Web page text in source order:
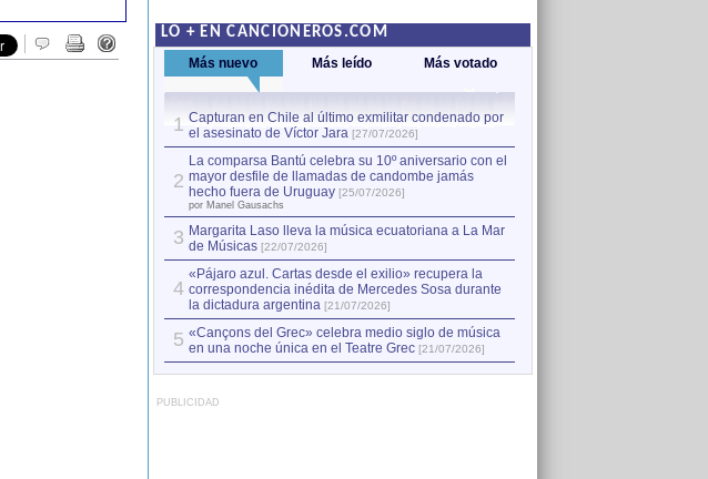
LO + EN CANCIONEROS.COM
Más nuevo Más leído Más votado
1 Capturan en Chile al último exmilitar condenado por
el asesinato de Víctor Jara [27/07/2026]
2
La comparsa Bantú celebra su 10º aniversario con el
mayor desfile de llamadas de candombe jamás
hecho fuera de Uruguay [25/07/2026]
por Manel Gausachs
3 Margarita Laso lleva la música ecuatoriana a La Mar
de Músicas [22/07/2026]
4
«Pájaro azul. Cartas desde el exilio» recupera la
correspondencia inédita de Mercedes Sosa durante
la dictadura argentina [21/07/2026]
5 «Cançons del Grec» celebra medio siglo de música
en una noche única en el Teatre Grec [21/07/2026]
PUBLICIDAD